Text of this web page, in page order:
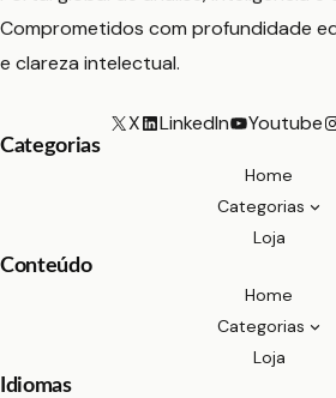
Comprometidos com profundidade
e clareza intelectual.
X LinkedIn Youtube
Categorias
Home
Categorias
Loja
Conteúdo
Home
Categorias
Loja
Idiomas